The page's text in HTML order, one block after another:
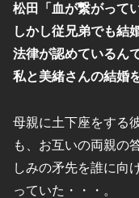
松田「血が繋がって
しかし従兄弟でも結
法律が認めているん
私と美緒さんの結婚
母親に土下座をする
も、お互いの両親の
しみの矛先を誰に向
っていた・・・。